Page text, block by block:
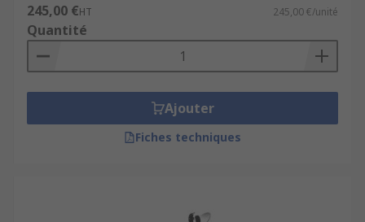
245,00 €HT 245,00 €/unité
Quantité
Ajouter
Fiches techniques